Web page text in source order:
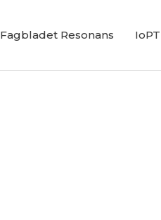
Fagbladet Resonans IoPT